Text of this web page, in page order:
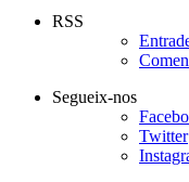
RSS
Segueix-nos
Twitter